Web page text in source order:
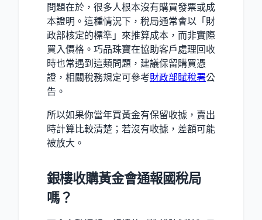
問題在於，很多人根本沒有購買發票或成
本證明。這種情況下，稅局通常會以「財
政部核定的標準」來推算成本，而非實際
買入價格。巧品珠寶在協助客戶處理回收
時也常遇到這類問題，建議保留購買憑
證，相關稅務規定可參考財政部賦稅署公
告。
所以如果你當年買黃金有保留收據，賣出
時計算比較清楚；若沒有收據，差額可能
被放大。
銀樓收購黃金會通報國稅局
嗎？